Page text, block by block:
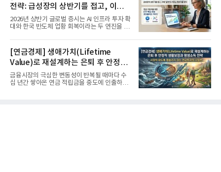
전략: 급성장의 상반기를 접고, 이제
'실적'이 가르는 하반기를 맞다
2026년 상반기 글로벌 증시는 AI 인프라 투자 확
대와 한국 반도체 업황 회복이라는 두 엔진을 달
[연금경제] 생애가치(Lifetime
Value)로 재설계하는 은퇴 후 안정적
생활보장과 평생소득 전략
금융시장의 극심한 변동성이 반복될 때마다 수
십 년간 쌓아온 연금 적립금을 중도에 인출하거